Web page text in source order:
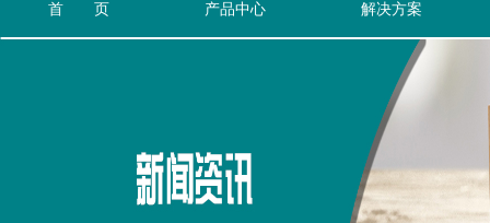
首 页 产品中心 解决方案